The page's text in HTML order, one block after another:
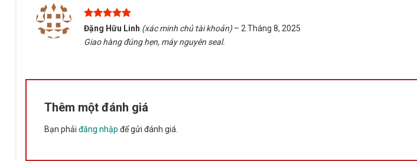
Được xếp
hạng
sao
Đặng Hữu Linh (xác minh chủ tài khoản) – 2 Tháng 8, 2025
Giao hàng đúng hẹn, máy nguyên seal.
Thêm một đánh giá
Bạn phải đăng nhập để gửi đánh giá.